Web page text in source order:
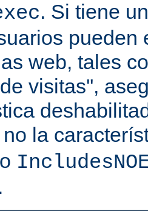
. Si tiene
pueden
web, tales
visitas'',
no la
.